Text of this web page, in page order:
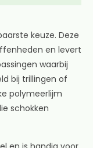
keuze. Deze
en levert
waarbij
bij trillingen of
polymeerlijm
schokken